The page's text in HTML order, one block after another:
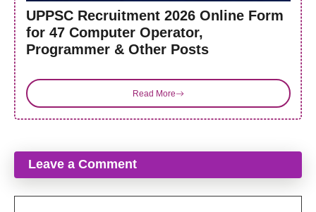
UPPSC Recruitment 2026 Online Form
for 47 Computer Operator,
Programmer & Other Posts
Read More
Leave a Comment